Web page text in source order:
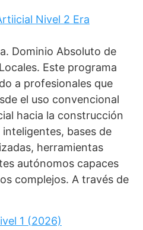
Nivel 2 Era
Dominio Absoluto de
Este programa
a profesionales que
el uso convencional
hacia la construcción
bases de
herramientas
autónomos capaces
complejos. A través de
1 (2026)